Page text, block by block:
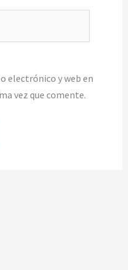
electrónico y web en
vez que comente.